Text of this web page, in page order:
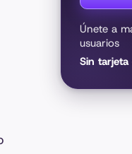
Únete a
usuarios
Sin